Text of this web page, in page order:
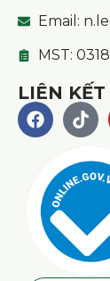
Email:
MST:
LIÊN